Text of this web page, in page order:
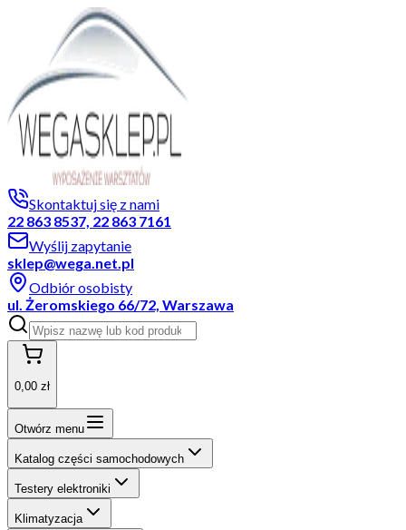
Skontaktuj się z nami
22 863 8537, 22 863 7161
Wyślij zapytanie
sklep@wega.net.pl
Odbiór osobisty
ul. Żeromskiego 66/72, Warszawa
0,00 zł
Otwórz menu
Katalog części samochodowych
Testery elektroniki
Klimatyzacja